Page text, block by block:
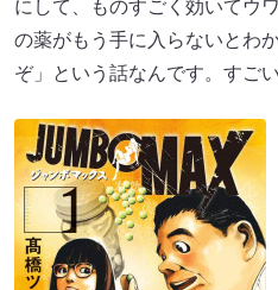
にして、ものすごく効いてウ
の薬がもう手に入らないとわ
ぞ」という話なんです。すご